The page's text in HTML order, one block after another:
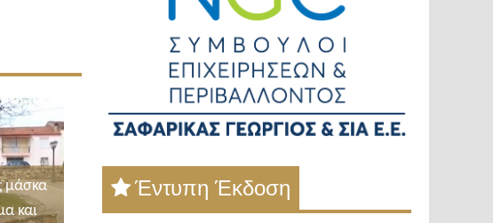
μάσκα
και
Έντυπη Έκδοση